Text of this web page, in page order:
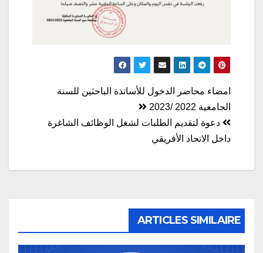
تصفّح
المقالات
امضاء محاضر الدخول للأساتذة الباحثين للسنة
الجامعية 2022 /2023
دعوة لتقديم الطلبات لشغل الوظائف الشاغرة
داخل الاتحاد الأفريقي
ARTICLES SIMILAIRE